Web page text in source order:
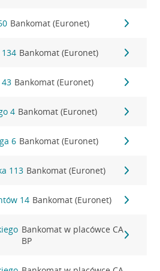
Bankomat (Euronet)
Bankomat (Euronet)
Bankomat (Euronet)
4 Bankomat (Euronet)
6 Bankomat (Euronet)
113 Bankomat (Euronet)
14 Bankomat (Euronet)
Bankomat w placówce CA
BP